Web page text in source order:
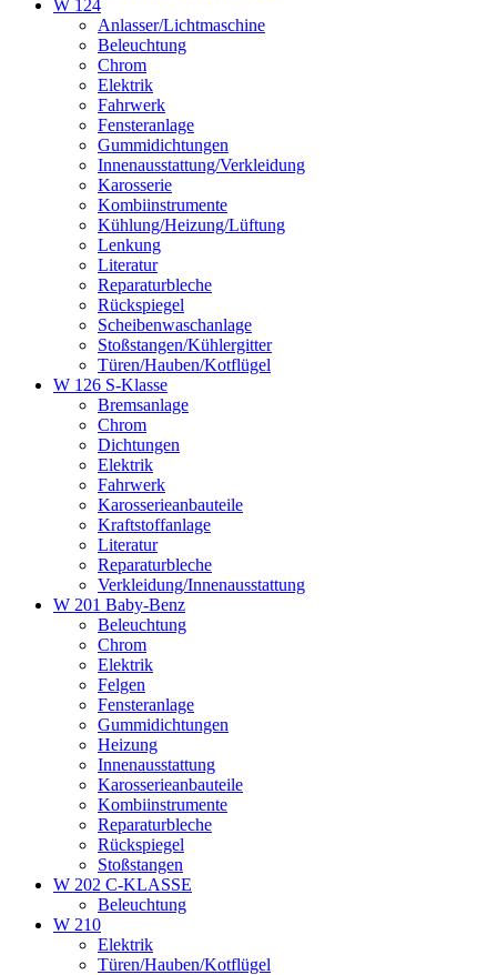
W 124
Anlasser/Lichtmaschine
Beleuchtung
Chrom
Elektrik
Fahrwerk
Fensteranlage
Gummidichtungen
Innenausstattung/Verkleidung
Karosserie
Kombiinstrumente
Kühlung/Heizung/Lüftung
Lenkung
Literatur
Reparaturbleche
Rückspiegel
Scheibenwaschanlage
Stoßstangen/Kühlergitter
Türen/Hauben/Kotflügel
W 126 S-Klasse
Bremsanlage
Chrom
Dichtungen
Elektrik
Fahrwerk
Karosserieanbauteile
Kraftstoffanlage
Literatur
Reparaturbleche
Verkleidung/Innenausstattung
W 201 Baby-Benz
Beleuchtung
Chrom
Elektrik
Felgen
Fensteranlage
Gummidichtungen
Heizung
Innenausstattung
Karosserieanbauteile
Kombiinstrumente
Reparaturbleche
Rückspiegel
Stoßstangen
W 202 C-KLASSE
Beleuchtung
W 210
Elektrik
Türen/Hauben/Kotflügel